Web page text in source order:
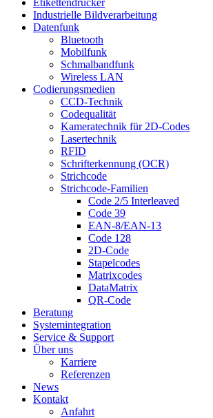
Etikettendrucker
Industrielle Bildverarbeitung
Datenfunk
Bluetooth
Mobilfunk
Schmalbandfunk
Wireless LAN
Codierungs­medien
CCD-Technik
Codequalität
Kameratechnik für 2D-Codes
Lasertechnik
RFID
Schrifterkennung (OCR)
Strichcode
Strichcode-Familien
Code 2/5 Interleaved
Code 39
EAN-8/EAN-13
Code 128
2D-Code
Stapelcodes
Matrixcodes
DataMatrix
QR-Code
Beratung
System­integration
Service & Support
Über uns
Karriere
Referenzen
News
Kontakt
Anfahrt